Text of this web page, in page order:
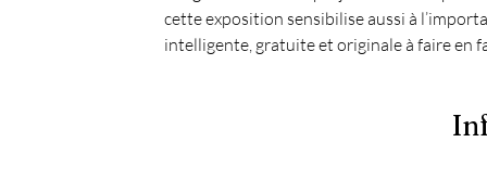
cette exposition sensibilise aussi à
intelligente, gratuite et originale à faire en